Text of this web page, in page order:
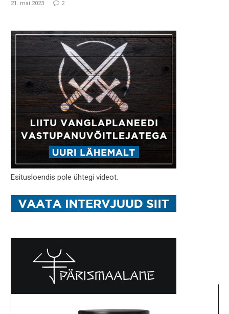
21. mai 2023 2
Esitusloendis pole ühtegi videot.